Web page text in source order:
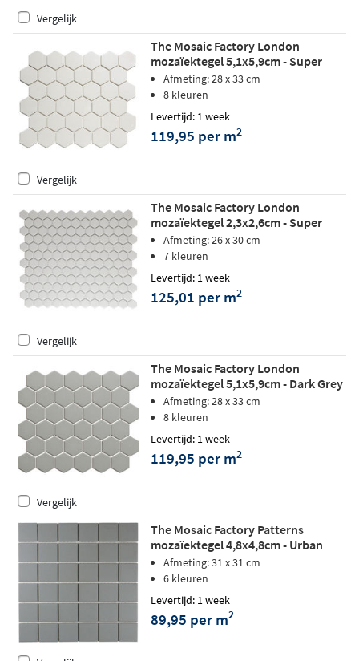
Vergelijk
The Mosaic Factory London
mozaïektegel 5,1x5,9cm - Super
White matt
Afmeting: 28 x 33 cm
8 kleuren
Levertijd: 1 week
119,95 per m2
Vergelijk
The Mosaic Factory London
mozaïektegel 2,3x2,6cm - Super
White matt
Afmeting: 26 x 30 cm
7 kleuren
Levertijd: 1 week
125,01 per m2
Vergelijk
The Mosaic Factory London
mozaïektegel 5,1x5,9cm - Dark Grey
mattAfmeting: 28 x 33 cm
8 kleuren
Levertijd: 1 week
119,95 per m2
Vergelijk
The Mosaic Factory Patterns
mozaïektegel 4,8x4,8cm - Urban
Nature
Afmeting: 31 x 31 cm
6 kleuren
Levertijd: 1 week
89,95 per m2